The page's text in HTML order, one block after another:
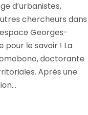
d’urbanistes,
chercheurs dans
Georges-
pour le savoir ! La
doctorante
Après une